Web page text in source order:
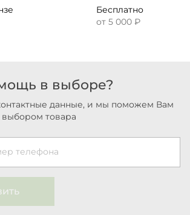
Бесплатно
от 5 000 ₽
в выборе?
данные, и мы поможем Вам
выбором товара
телефона